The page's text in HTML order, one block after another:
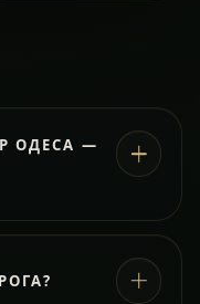
ОДЕСА —